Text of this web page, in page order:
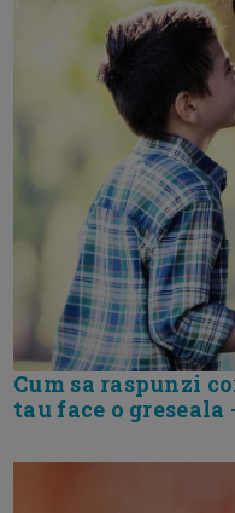
Cum sa raspunzi
tau face o